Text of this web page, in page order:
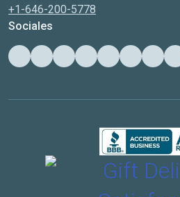
+1-646-200-5778
Sociales